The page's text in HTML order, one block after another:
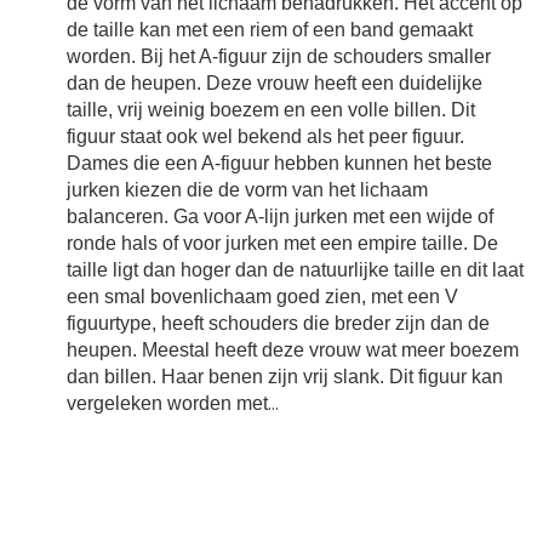
de taille kan met een riem of een band gemaakt
worden. Bij het A-figuur zijn de schouders smaller
dan de heupen. Deze vrouw heeft een duidelijke
taille, vrij weinig boezem en een volle billen. Dit
figuur staat ook wel bekend als het peer figuur.
Dames die een A-figuur hebben kunnen het beste
jurken kiezen die de vorm van het lichaam
balanceren. Ga voor A-lijn jurken met een wijde of
ronde hals of voor jurken met een empire taille. De
taille ligt dan hoger dan de natuurlijke taille en dit laat
een smal bovenlichaam goed zien, met een V
figuurtype, heeft schouders die breder zijn dan de
heupen. Meestal heeft deze vrouw wat meer boezem
dan billen. Haar benen zijn vrij slank. Dit figuur kan
vergeleken worden met...